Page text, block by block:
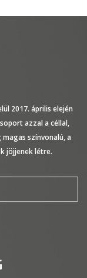
2017. április elején
azzal a céllal,
színvonalú, a
jöjjenek létre.